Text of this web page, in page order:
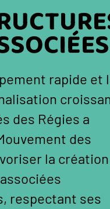
rapide et
des Régies a
des
la
respectant ses